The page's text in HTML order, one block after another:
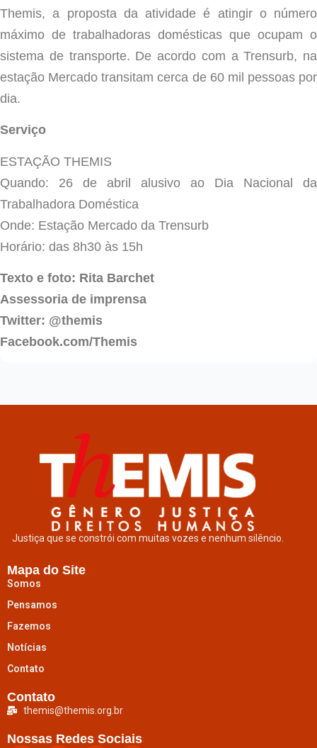
Themis, a proposta da atividade é atingir o número
máximo de trabalhadoras domésticas que ocupam o
sistema de transporte. De acordo com a Trensurb, na
estação Mercado transitam cerca de 60 mil pessoas por
dia.
Serviço
ESTAÇÃO THEMIS
Quando: 26 de abril alusivo ao Dia Nacional da
Trabalhadora Doméstica
Onde: Estação Mercado da Trensurb
Horário: das 8h30 às 15h
Texto e foto: Rita Barchet
Assessoria de imprensa
Twitter: @themis
Facebook.com/Themis
Justiça que se constrói com muitas vozes e nenhum silêncio.
Mapa do Site
Somos
Pensamos
Fazemos
Notícias
Contato
Contato
themis@themis.org.br
Nossas Redes Sociais